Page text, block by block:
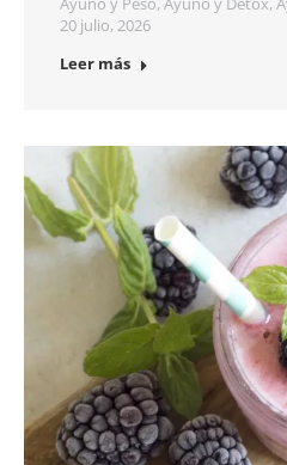
20 julio, 2026
Leer más